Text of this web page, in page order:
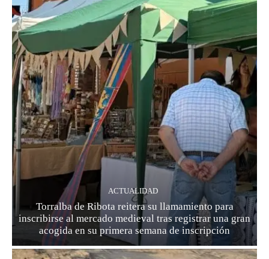
ACTUALIDAD
Torralba de Ribota reitera su llamamiento para
inscribirse al mercado medieval tras registrar una gran
acogida en su primera semana de inscripción